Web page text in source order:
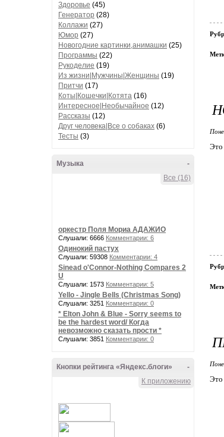
Здоровье (45)
Генератор (28)
Коллажи (27)
Юмор (27)
Новогодние картинки,анимашки (25)
Программы (22)
Рукоделие (19)
Из жизни|Мужчины|Женщины (19)
Притчи (17)
Коты|Кошечки|Котята (16)
Интересное|Необычайное (12)
Рассказы (12)
Друг человека|Все о собаках (6)
Тесты (3)
-
Музыка
Все (16)
оркестр Поля Мориа АДАЖИО
Слушали: 6666 Комментарии: 6
Одинокий пастух
Слушали: 59308 Комментарии: 4
Sinead o'Connor-Nothing Compares 2
U
Слушали: 1573 Комментарии: 5
Yello - Jingle Bells (Christmas Song)
Слушали: 3251 Комментарии: 0
* Elton John & Blue - Sorry seems to
be the hardest word/ Когда
невозможно сказать прости *
Слушали: 3851 Комментарии: 0
-
Кнопки рейтинга «Яндекс.блоги»
К приложению
Это
Это